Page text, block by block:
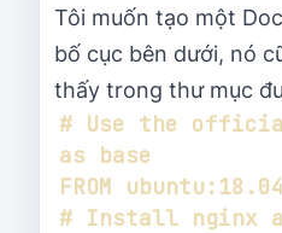
Tôi muốn tạo một
bố cục bên dưới, nó
thấy trong thư mục
# Use the